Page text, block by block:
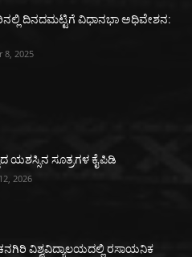
ದಿನದಮಟ್ಟಿಗೆ ವಿಧಾನಭಾ ಅಧಿವೇಶನ:
8, 2025
ಯಶಸ್ಸಿನ ಸೂತ್ರಗಳ ಕೈಪಿಡಿ
2026
ವಿಶ್ವವಿದ್ಯಾಲಯದಲ್ಲಿ ರಸಾಯನಿಕ